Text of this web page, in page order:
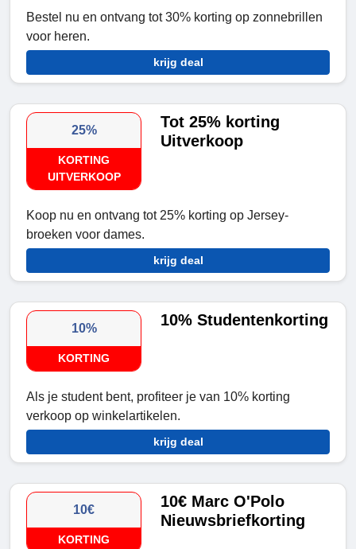
Bestel nu en ontvang tot 30% korting op zonnebrillen
voor heren.
krijg deal
25%
KORTING
UITVERKOOP
Tot 25% korting
Uitverkoop
Koop nu en ontvang tot 25% korting op Jersey-
broeken voor dames.
krijg deal
10%
KORTING
10% Studentenkorting
Als je student bent, profiteer je van 10% korting
verkoop op winkelartikelen.
krijg deal
10€
KORTING
10€ Marc O'Polo
Nieuwsbriefkorting